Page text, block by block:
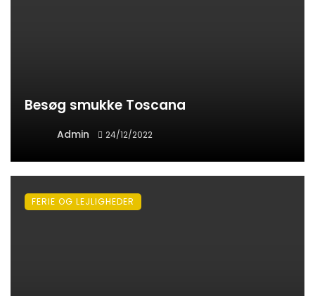
Besøg smukke Toscana
Admin 24/12/2022
FERIE OG LEJLIGHEDER